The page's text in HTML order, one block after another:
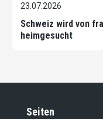
23.07.2026
Schweiz wird von
heimgesucht
Seiten